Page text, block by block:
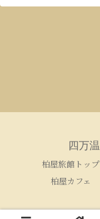
四万
柏屋旅館トップ
柏屋カフェ